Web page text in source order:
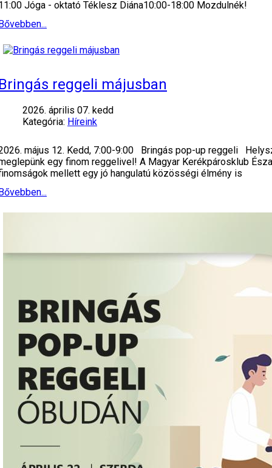
Jóga - oktató Téklesz Diána10:00-18:00 Mozdulnék!
reggeli májusban
2026. április 07. kedd
Kategória: Híreink
május 12. Kedd, 7:00-9:00 Bringás pop-up reggeli
egy finom reggelivel! A Magyar Kerékpárosklub
mellett egy jó hangulatú közösségi élmény is